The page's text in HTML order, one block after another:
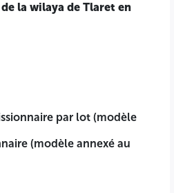
au cahier des charges);
des charges);
(II) deux ou plus ;
validité + attestations de
la wilaya de Tlaret en
par lot (modèle
(modèle annexé au